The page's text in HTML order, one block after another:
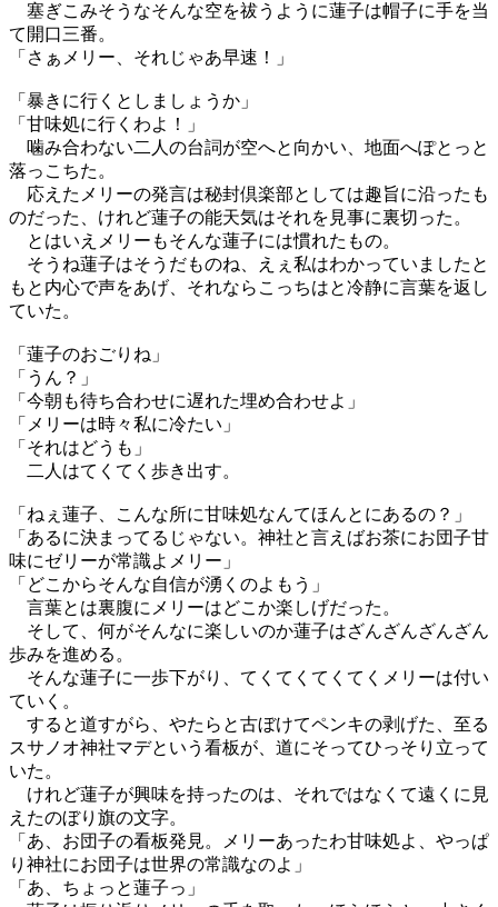
塞ぎこみそうなそんな空を祓うように蓮子は帽子に手を当
て開口三番。
「さぁメリー、それじゃあ早速！」
「暴きに行くとしましょうか」
「甘味処に行くわよ！」
噛み合わない二人の台詞が空へと向かい、地面へぽとっと
落っこちた。
応えたメリーの発言は秘封倶楽部としては趣旨に沿ったも
のだった、けれど蓮子の能天気はそれを見事に裏切った。
とはいえメリーもそんな蓮子には慣れたもの。
そうね蓮子はそうだものね、えぇ私はわかっていましたと
もと内心で声をあげ、それならこっちはと冷静に言葉を返し
ていた。
「蓮子のおごりね」
「うん？」
「今朝も待ち合わせに遅れた埋め合わせよ」
「メリーは時々私に冷たい」
「それはどうも」
二人はてくてく歩き出す。
「ねぇ蓮子、こんな所に甘味処なんてほんとにあるの？」
「あるに決まってるじゃない。神社と言えばお茶にお団子甘
味にゼリーが常識よメリー」
「どこからそんな自信が湧くのよもう」
言葉とは裏腹にメリーはどこか楽しげだった。
そして、何がそんなに楽しいのか蓮子はざんざんざんざん
歩みを進める。
そんな蓮子に一歩下がり、てくてくてくてくメリーは付い
ていく。
すると道すがら、やたらと古ぼけてペンキの剥げた、至る
スサノオ神社マデという看板が、道にそってひっそり立って
いた。
けれど蓮子が興味を持ったのは、それではなくて遠くに見
えたのぼり旗の文字。
「あ、お団子の看板発見。メリーあったわ甘味処よ、やっぱ
り神社にお団子は世界の常識なのよ」
「あ、ちょっと蓮子っ」